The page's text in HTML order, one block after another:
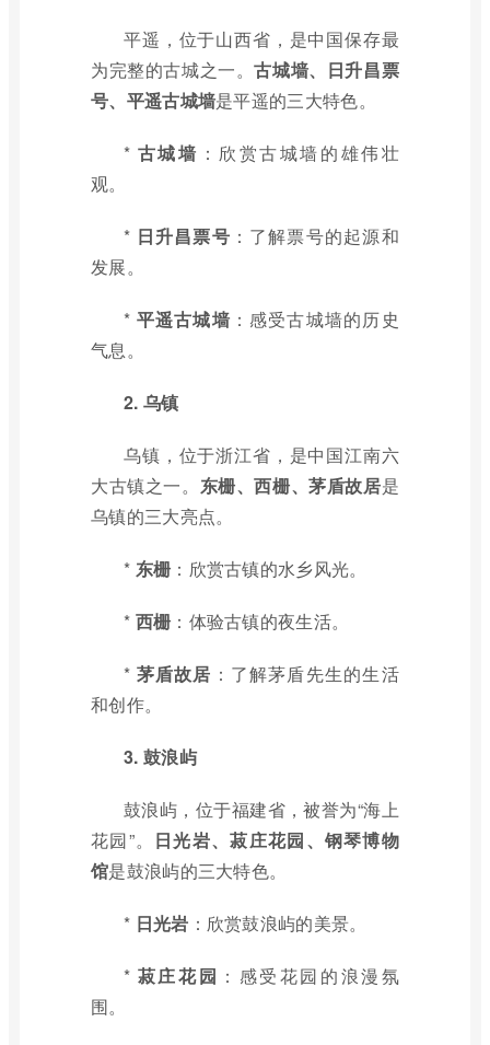
平遥，位于山西省，是中国保存最
为完整的古城之一。古城墙、日升昌票
号、平遥古城墙是平遥的三大特色。
* 古城墙 ：欣赏古城墙的雄伟壮
观。
* 日升昌票号 ：了解票号的起源和
发展。
* 平遥古城墙 ：感受古城墙的历史
气息。
2. 乌镇
乌镇，位于浙江省，是中国江南六
大古镇之一。 东栅、西栅、茅盾故居是
乌镇的三大亮点。
* 东栅 ：欣赏古镇的水乡风光。
* 西栅 ：体验古镇的夜生活。
* 茅盾故居 ：了解茅盾先生的生活
和创作。
3. 鼓浪屿
鼓浪屿，位于福建省，被誉为“海上
花园”。 日光岩、菽庄花园、钢琴博物
馆是鼓浪屿的三大特色。
* 日光岩 ：欣赏鼓浪屿的美景。
* 菽庄花园 ：感受花园的浪漫氛
围。